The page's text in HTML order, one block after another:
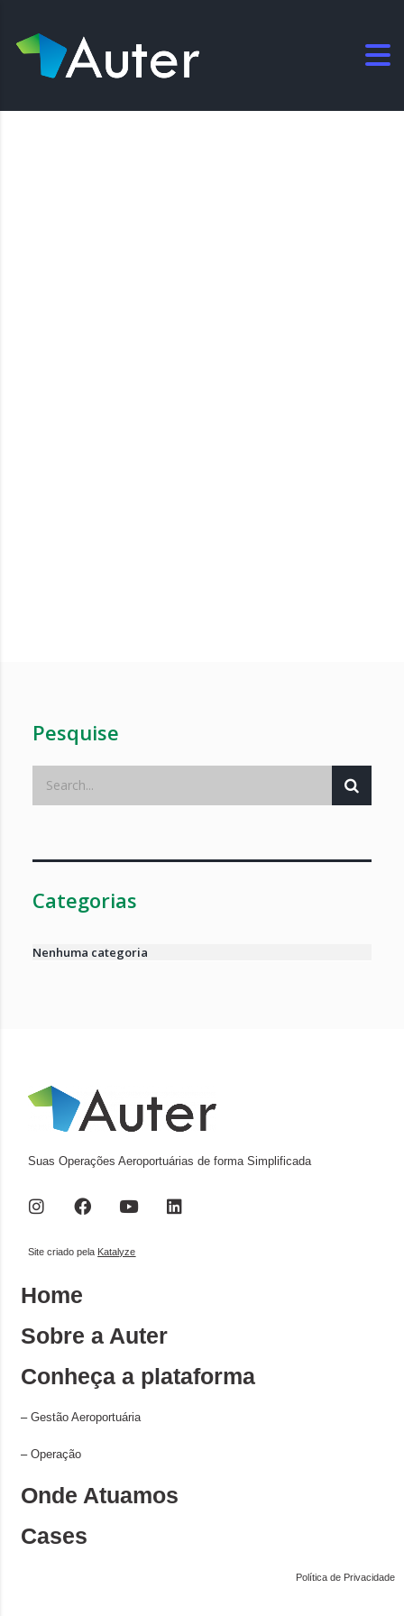
Pesquise
Categorias
Nenhuma categoria
Suas Operações Aeroportuárias de forma Simplificada
Site criado pela Katalyze
Home
Sobre a Auter
Conheça a plataforma
–Gestão Aeroportuária
–Operação
Onde Atuamos
Cases
Política de Privacidade